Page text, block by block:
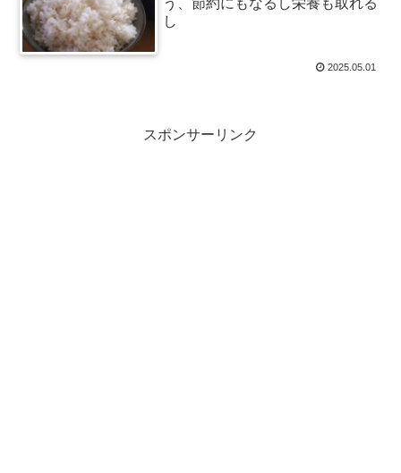
し
2025.05.01
スポンサーリンク